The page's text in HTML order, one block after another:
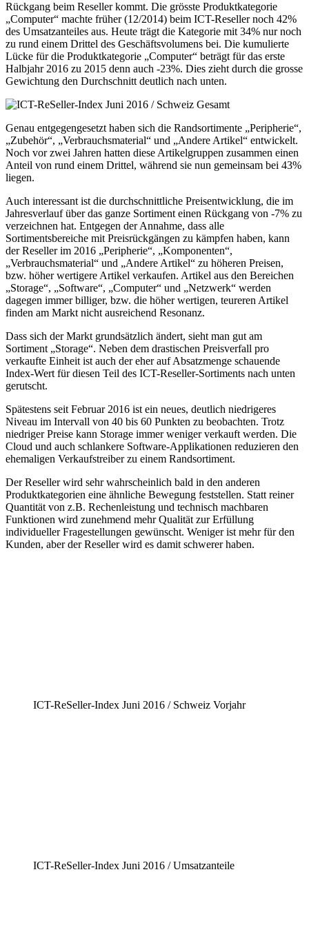
Rückgang beim Reseller kommt. Die grösste Produktkategorie
„Computer“ machte früher (12/2014) beim ICT-Reseller noch 42%
des Umsatzanteiles aus. Heute trägt die Kategorie mit 34% nur noch
zu rund einem Drittel des Geschäftsvolumens bei. Die kumulierte
Lücke für die Produktkategorie „Computer“ beträgt für das erste
Halbjahr 2016 zu 2015 denn auch -23%. Dies zieht durch die grosse
Gewichtung den Durchschnitt deutlich nach unten.
Genau entgegengesetzt haben sich die Randsortimente „Peripherie“,
„Zubehör“, „Verbrauchsmaterial“ und „Andere Artikel“ entwickelt.
Noch vor zwei Jahren hatten diese Artikelgruppen zusammen einen
Anteil von rund einem Drittel, während sie nun gemeinsam bei 43%
liegen.
Auch interessant ist die durchschnittliche Preisentwicklung, die im
Jahresverlauf über das ganze Sortiment einen Rückgang von -7% zu
verzeichnen hat. Entgegen der Annahme, dass alle
Sortimentsbereiche mit Preisrückgängen zu kämpfen haben, kann
der Reseller im 2016 „Peripherie“, „Komponenten“,
„Verbrauchsmaterial“ und „Andere Artikel“ zu höheren Preisen,
bzw. höher wertigere Artikel verkaufen. Artikel aus den Bereichen
„Storage“, „Software“, „Computer“ und „Netzwerk“ werden
dagegen immer billiger, bzw. die höher wertigen, teureren Artikel
finden am Markt nicht ausreichend Resonanz.
Dass sich der Markt grundsätzlich ändert, sieht man gut am
Sortiment „Storage“. Neben dem drastischen Preisverfall pro
verkaufte Einheit ist auch der eher auf Absatzmenge schauende
Index-Wert für diesen Teil des ICT-Reseller-Sortiments nach unten
gerutscht.
Spätestens seit Februar 2016 ist ein neues, deutlich niedrigeres
Niveau im Intervall von 40 bis 60 Punkten zu beobachten. Trotz
niedriger Preise kann Storage immer weniger verkauft werden. Die
Cloud und auch schlankere Software-Applikationen reduzieren den
ehemaligen Verkaufstreiber zu einem Randsortiment.
Der Reseller wird sehr wahrscheinlich bald in den anderen
Produktkategorien eine ähnliche Bewegung feststellen. Statt reiner
Quantität von z.B. Rechenleistung und technisch machbaren
Funktionen wird zunehmend mehr Qualität zur Erfüllung
individueller Fragestellungen gewünscht. Weniger ist mehr für den
Kunden, aber der Reseller wird es damit schwerer haben.
ICT-ReSeller-Index Juni 2016 / Schweiz Vorjahr
ICT-ReSeller-Index Juni 2016 / Umsatzanteile